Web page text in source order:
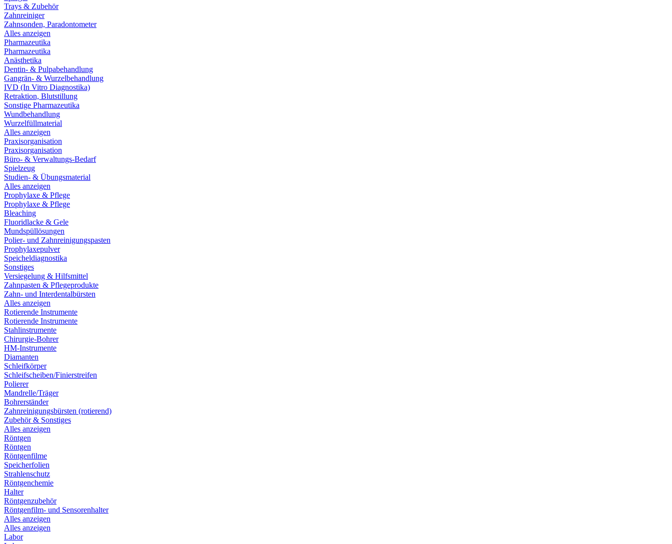
Trays & Zubehör
Zahnreiniger
Zahnsonden, Paradontometer
Alles anzeigen
Pharmazeutika
Pharmazeutika
Anästhetika
Dentin- & Pulpabehandlung
Gangrän- & Wurzelbehandlung
IVD (In Vitro Diagnostika)
Retraktion, Blutstillung
Sonstige Pharmazeutika
Wundbehandlung
Wurzelfüllmaterial
Alles anzeigen
Praxisorganisation
Praxisorganisation
Büro- & Verwaltungs-Bedarf
Spielzeug
Studien- & Übungsmaterial
Alles anzeigen
Prophylaxe & Pflege
Prophylaxe & Pflege
Bleaching
Fluoridlacke & Gele
Mundspüllösungen
Polier- und Zahnreinigungspasten
Prophylaxepulver
Speicheldiagnostika
Sonstiges
Versiegelung & Hilfsmittel
Zahnpasten & Pflegeprodukte
Zahn- und Interdentalbürsten
Alles anzeigen
Rotierende Instrumente
Rotierende Instrumente
Stahlinstrumente
Chirurgie-Bohrer
HM-Instrumente
Diamanten
Schleifkörper
Schleifscheiben/Finierstreifen
Polierer
Mandrelle/Träger
Bohrerständer
Zahnreinigungsbürsten (rotierend)
Zubehör & Sonstiges
Alles anzeigen
Röntgen
Röntgen
Röntgenfilme
Speicherfolien
Strahlenschutz
Röntgenchemie
Halter
Röntgenzubehör
Röntgenfilm- und Sensorenhalter
Alles anzeigen
Alles anzeigen
Labor